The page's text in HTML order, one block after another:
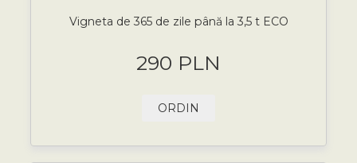
Vigneta de 365 de zile până la 3,5 t ECO
290 PLN
ORDIN